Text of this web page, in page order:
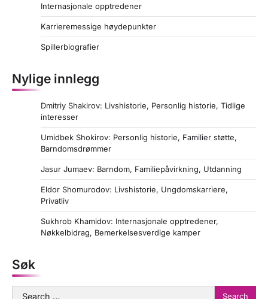
Internasjonale opptredener
Karrieremessige høydepunkter
Spillerbiografier
Nylige innlegg
Dmitriy Shakirov: Livshistorie, Personlig historie, Tidlige
interesser
Umidbek Shokirov: Personlig historie, Familier støtte,
Barndomsdrømmer
Jasur Jumaev: Barndom, Familiepåvirkning, Utdanning
Eldor Shomurodov: Livshistorie, Ungdomskarriere,
Privatliv
Sukhrob Khamidov: Internasjonale opptredener,
Nøkkelbidrag, Bemerkelsesverdige kamper
Søk
Search